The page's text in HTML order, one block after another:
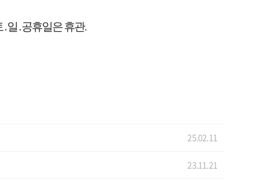
․일․공휴일은 휴관.
25.02.11
23.11.21